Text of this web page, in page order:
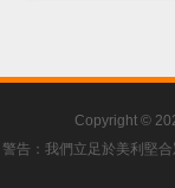
Copyright ©
警告：我們立足於美利堅